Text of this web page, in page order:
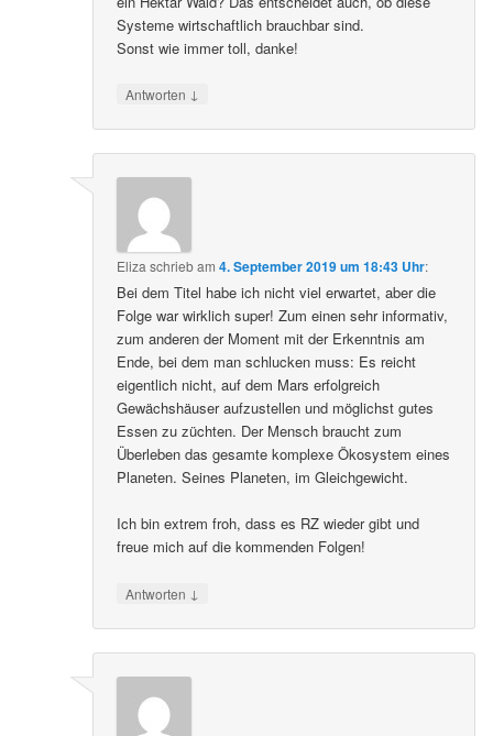
Systeme wirtschaftlich brauchbar sind.
Sonst wie immer toll, danke!
Antworten ↓
Eliza schriebam4. September 2019 um 18:43 Uhr:
Bei dem Titel habe ich nicht viel erwartet, aber die
Folge war wirklich super! Zum einen sehr informativ,
zum anderen der Moment mit der Erkenntnis am
Ende, bei dem man schlucken muss: Es reicht
eigentlich nicht, auf dem Mars erfolgreich
Gewächshäuser aufzustellen und möglichst gutes
Essen zu züchten. Der Mensch braucht zum
Überleben das gesamte komplexe Ökosystem eines
Planeten. Seines Planeten, im Gleichgewicht.
Ich bin extrem froh, dass es RZ wieder gibt und
freue mich auf die kommenden Folgen!
Antworten ↓